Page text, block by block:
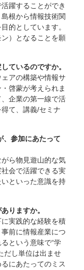
躍することができ
根から情報技術関
的としています。
）となることを願
ているのですか。
アの構築や情報サ
啓蒙が考えられま
企業の第一線で活
て、講義/セミナ
、参加にあたって
ら物見遊山的な気
会で活躍できる実
といった意識を持
りますか。
実践的な経験を積
前に情報産業につ
という意味で“学
だし単位は出ませ
にあたってのミス